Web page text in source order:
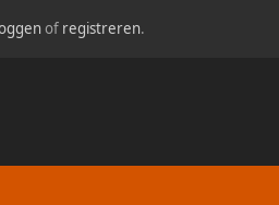
of registreren.